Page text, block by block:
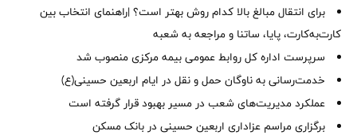
برای انتقال مبالغ بالا کدام روش بهتر است؟ |راهنمای انتخاب بین
کارت‌به‌کارت، پایا، ساتنا و مراجعه به شعبه
سرپرست اداره کل روابط عمومی بیمه مرکزی منصوب شد
خدمت‌رسانی به ناوگان حمل و نقل در ایام اربعین حسینی(ع)
عملکرد مدیریت‌های شعب در مسیر بهبود قرار گرفته است
برگزاری مراسم عزاداری اربعین حسینی در بانک مسکن